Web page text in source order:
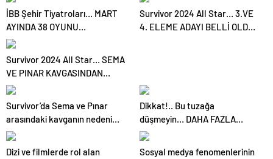
almadılar
İBB Şehir Tiyatroları… MART
AYINDA 38 OYUNU
SEYİRCİYLE
Survivor 2024 All Star… 3.VE
4. ELEME ADAYI BELLİ OLDU,
Survivor 2024 All Star… SEMA
VE PINAR KAVGASINDAN
DİSKALİFİYE ÇIKTI!
Survivor’da Sema ve Pınar
arasındaki kavganın nedeni
ortaya çıktı
Dikkat!.. Bu tuzağa
düşmeyin… DAHA FAZLA
MEGAPİKSEL, DAHA İYİ
Dizi ve filmlerde rol alan
Sosyal medya fenomenlerinin